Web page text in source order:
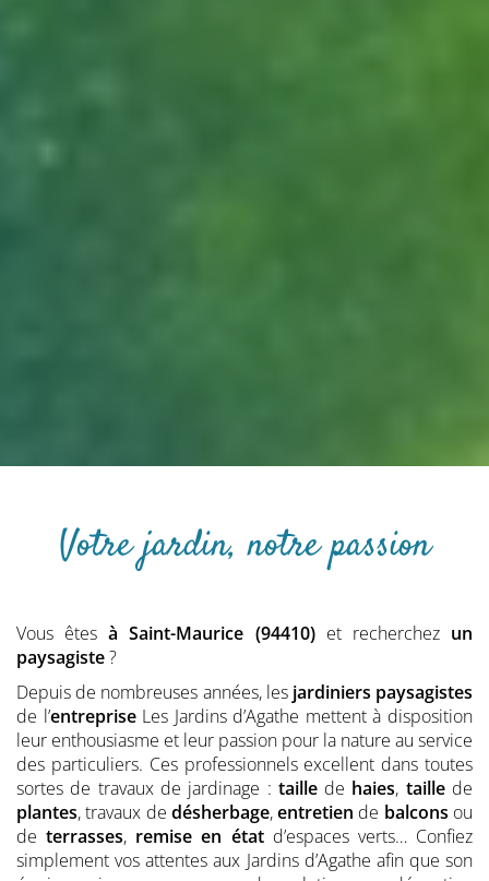
Votre jardin, notre passion
Vous êtes à Saint-Maurice (94410)et recherchez un
paysagiste?
Depuis de nombreuses années, les jardiniers paysagistes
de l’entrepriseLes Jardins d’Agathe mettent à disposition
leur enthousiasme et leur passion pour la nature au service
des particuliers. Ces professionnels excellent dans toutes
sortes de travaux de jardinage : taillede haies, taillede
plantes, travaux de désherbage,entretien de balcons ou
deterrasses, remise en étatd’espaces verts… Confiez
simplement vos attentes aux Jardins d’Agathe afin que son